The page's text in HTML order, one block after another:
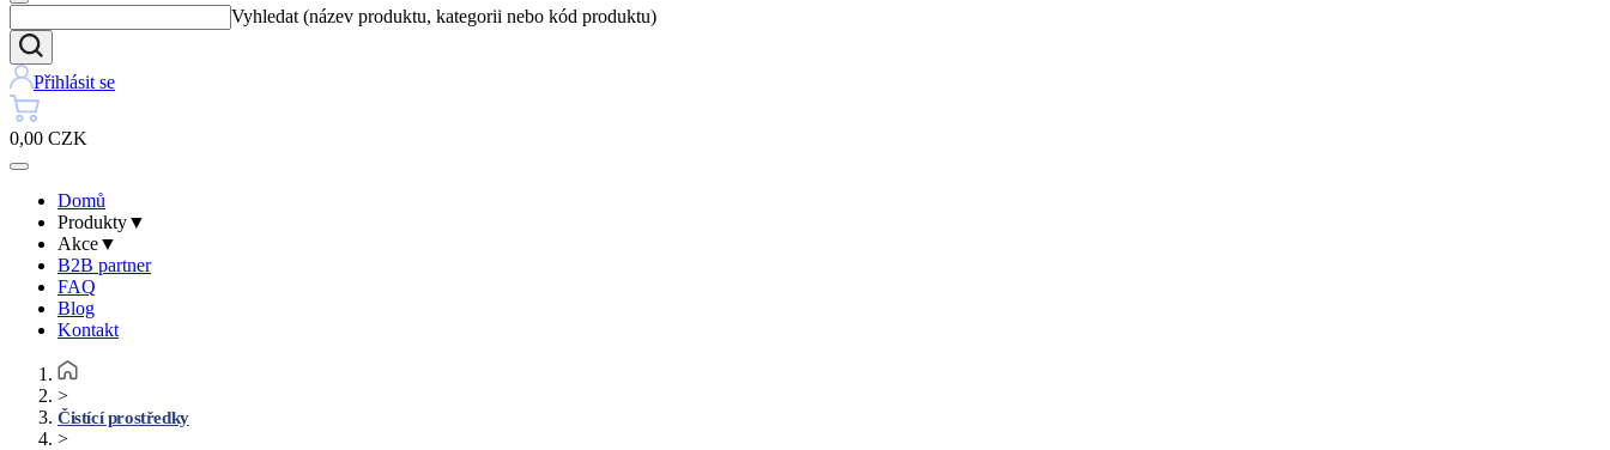
Vyhledat (název produktu, kategorii nebo kód produktu)
Přihlásit se
0,00 CZK
Domů
Produkty▼
Akce▼
B2B partner
FAQ
Blog
Kontakt
>
Čistící prostředky
>